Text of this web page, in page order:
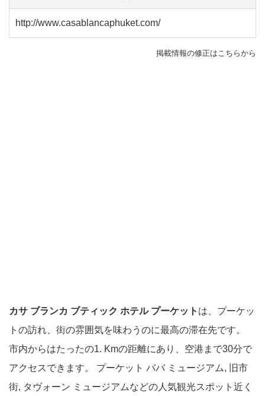
http://www.casablancaphuket.com/
掲載情報の修正はこちらから
カサ ブランカ ブティック ホテル プーケット は、プーケッ
トの訪れ、街の雰囲気を味わうのに最高の滞在先です。
市内からはたったの1. Kmの距離にあり、空港まで30分で
アクセスできます。 プーケット ババ ミュージアム, 旧市
街, タヴォーン ミュージアムなどの人気観光スポット近く